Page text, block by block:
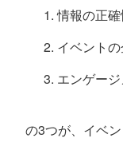
情報の正
イベント
エンゲー
の3つが、イベ